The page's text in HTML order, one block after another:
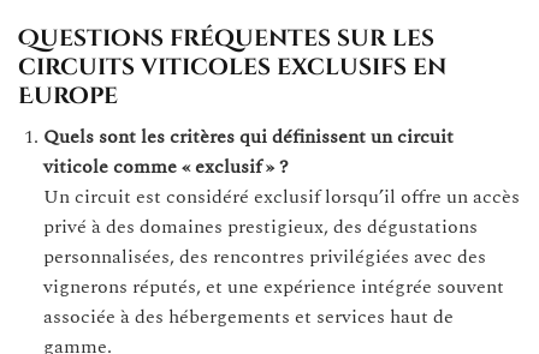
Questions fréquentes sur les
circuits viticoles exclusifs en
Europe
Quels sont les critères qui définissent un circuit
viticole comme « exclusif » ?
Un circuit est considéré exclusif lorsqu’il offre un accès
privé à des domaines prestigieux, des dégustations
personnalisées, des rencontres privilégiées avec des
vignerons réputés, et une expérience intégrée souvent
associée à des hébergements et services haut de
gamme.